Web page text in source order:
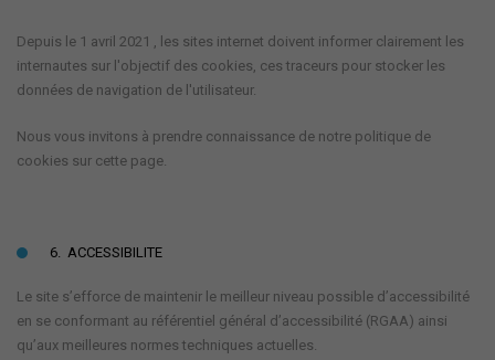
Depuis le 1 avril 2021 , les sites internet doivent informer clairement les
internautes sur l'objectif des cookies, ces traceurs pour stocker les
données de navigation de l'utilisateur.
Nous vous invitons à prendre connaissance de notre politique de
cookies sur cette page.
6. ACCESSIBILITE
Le site s’efforce de maintenir le meilleur niveau possible d’accessibilité
en se conformant au référentiel général d’accessibilité (RGAA) ainsi
qu’aux meilleures normes techniques actuelles.